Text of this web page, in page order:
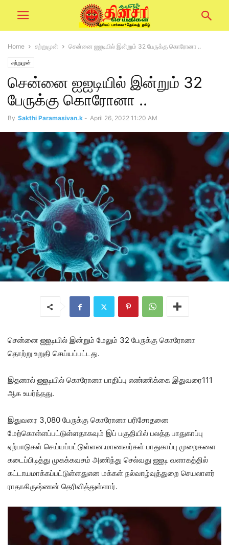
Home சற்றுமுன் சென்னை ஐஐடியில் இன்றும் 32 பேருக்கு கொரோனா ..
சற்றுமுன்
சென்னை ஐஐடியில் இன்றும் 32
பேருக்கு கொரோனா ..
By Sakthi Paramasivan.k - April 26, 2022 11:20 AM
சென்னை ஐஐடியில் இன்றும் மேலும் 32 பேருக்கு கொரோனா
தொற்று உறுதி செய்யப்பட்டது.
இதனால் ஐஐடியில் கொரோனா பாதிப்பு எண்ணிக்கை இதுவரை111
ஆக உயர்ந்தது.
இதுவரை 3,080 பேருக்கு கொரோனா பரிசோதனை
மேற்கொள்ளப்பட்டுள்ளதாகவும் இப் பகுதியில் பலத்த பாதுகாப்பு
ஏற்பாடுகள் செய்யப்பட்டுள்ளன.மாணவர்கள் பாதுகாப்பு முறைகளை
கடைப்பிடித்து முகக்கவசம் அணிந்து செல்வது ஐஐடி வளாகத்தில்
கட்டாயமாக்கப்பட்டுள்ளதுஎன மக்கள் நல்வாழ்வுத்துறை செயலாளர்
ராதாகிருஷ்ணன் தெரிவித்துள்ளார்.